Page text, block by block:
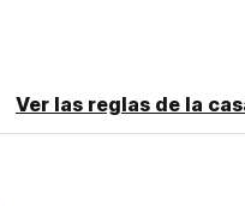
Ver las reglas de la